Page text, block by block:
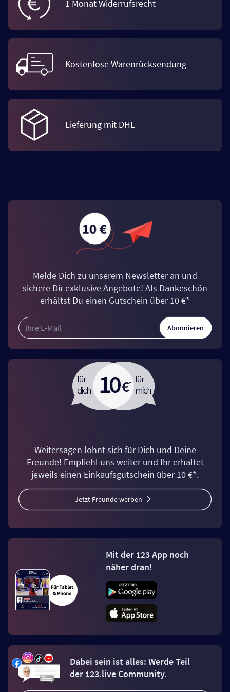
1 Monat Widerrufsrecht
Kostenlose Warenrücksendung
Lieferung mit DHL
Melde Dich zu unserem Newsletter an und
sichere Dir exklusive Angebote! Als Dankeschön
erhältst Du einen Gutschein über 10 €*
Abonnieren
Weitersagen lohnt sich für Dich und Deine
Freunde! Empfiehl uns weiter und Ihr erhaltet
jeweils einen Einkaufsgutschein über 10 €*.
Jetzt Freunde werben
Mit der 123 App noch
näher dran!
Dabei sein ist alles: Werde Teil
der 123.live Community.